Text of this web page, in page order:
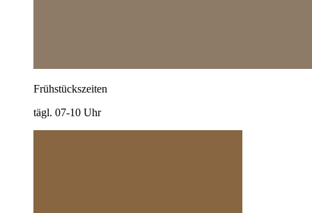
Frühstückszeiten
tägl. 07-10 Uhr